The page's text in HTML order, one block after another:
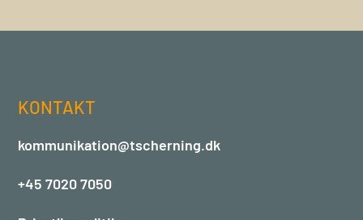
KONTAKT
kommunikation@tscherning.dk
+45 7020 7050